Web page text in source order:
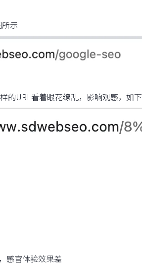
示
的URL看着眼花缭乱，影响观感，如
感官体验效果差